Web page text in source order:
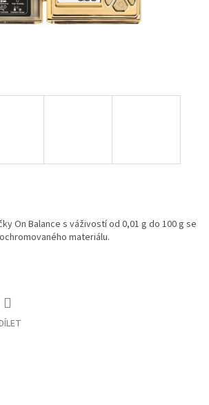
On Balance s váživostí od 0,01 g do 100 g se
materiálu.